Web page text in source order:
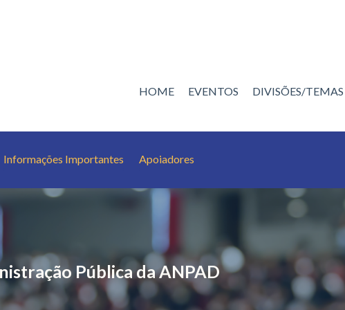
HOME EVENTOS DIVISÕES/TEMAS
Informações Importantes Apoiadores
Pública da ANPAD